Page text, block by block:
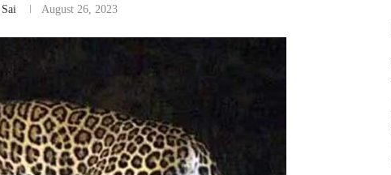
Sai August 26, 2023